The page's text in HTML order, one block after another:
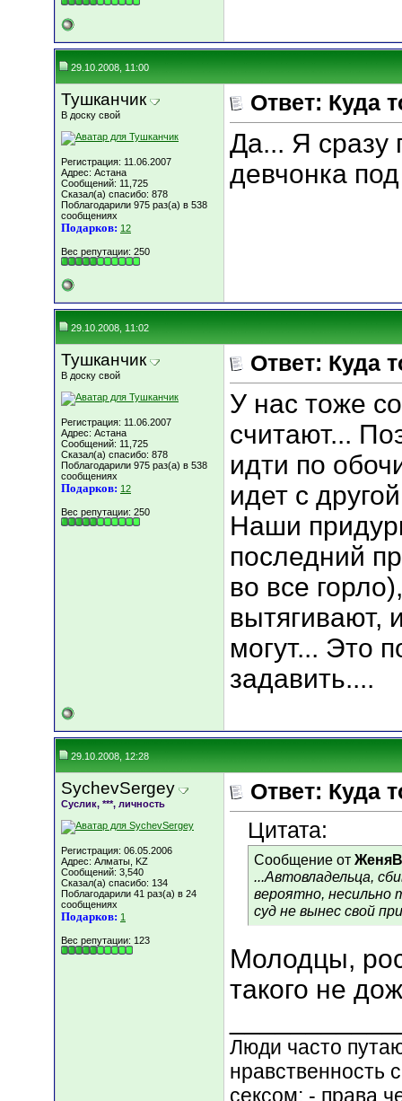
29.10.2008, 11:00
Тушканчик
В доску свой
Регистрация: 11.06.2007
Адрес: Астана
Сообщений: 11,725
Сказал(а) спасибо: 878
Поблагодарили 975 раз(а) в 538
сообщениях
Подарков: 12
Вес репутации: 250
Ответ: Куда
Да... Я сразу
девчонка
29.10.2008, 11:02
Тушканчик
В доску свой
Регистрация: 11.06.2007
Адрес: Астана
Сообщений: 11,725
Сказал(а) спасибо: 878
Поблагодарили 975 раз(а) в 538
сообщениях
Подарков: 12
Вес репутации: 250
Ответ: Куда
У нас тоже
считают...
идти по
идет с
Наши
последний
во все
вытягивают,
могут... Это
задавить....
29.10.2008, 12:28
SychevSergey
Суслик, ***, личность
Регистрация: 06.05.2006
Адрес: Алматы, KZ
Сообщений: 3,540
Сказал(а) спасибо: 134
Поблагодарили 41 раз(а) в 24
сообщениях
Подарков: 1
Вес репутации: 123
Ответ: Куда
Цитата:
Сообщение от
...Автовладельца,
вероятно, несильно
суд не вынес свой
Молодцы,
такого не
Люди часто
нравственность
сексом; - права